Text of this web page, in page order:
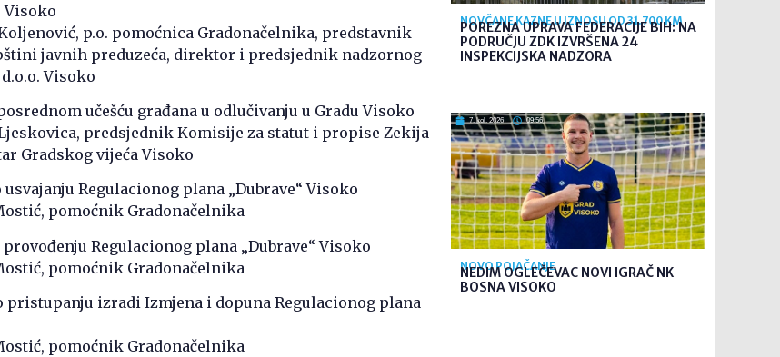
Visoko
Koljenović, p.o. pomoćnica Gradonačelnika, predstavnik
javnih preduzeća, direktor i predsjednik nadzornog
d.o.o. Visoko
učešću građana u odlučivanju u Gradu Visoko
predsjednik Komisije za statut i propise Zekija
Gradskog vijeća Visoko
Regulacionog plana „Dubrave“ Visoko
pomoćnik Gradonačelnika
Regulacionog plana „Dubrave“ Visoko
pomoćnik Gradonačelnika
pristupanju izradi Izmjena i dopuna Regulacionog plana
pomoćnik Gradonačelnika
NOVČANE KAZNE U IZNOSU OD 31.700 KM
POREZNA UPRAVA FEDERACIJE BIH: NA
PODRUČJU ZDK IZVRŠENA 24
INSPEKCIJSKA NADZORA
7. kol. 2026 09:56
NOVO POJAČANJE
NEDIM OGLEČEVAC NOVI IGRAČ NK
BOSNA VISOKO